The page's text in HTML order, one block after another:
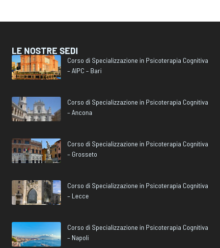
LE NOSTRE SEDI
Corso di Specializzazione in Psicoterapia Cognitiva
– AIPC – Bari
Corso di Specializzazione in Psicoterapia Cognitiva
– Ancona
Corso di Specializzazione in Psicoterapia Cognitiva
– Grosseto
Corso di Specializzazione in Psicoterapia Cognitiva
– Lecce
Corso di Specializzazione in Psicoterapia Cognitiva
– Napoli